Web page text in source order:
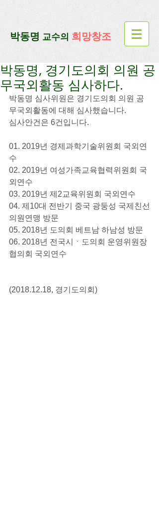
​박동명 교수의 희망창조
박동명, 경기도의회 의원 공
무국외활동 심사하다.
박동명 심사위원은 경기도의회 의원 공
무국외활동에 대해 심사했습니다.
심사안건은 6건입니다.
01. 2019년 경제과학기술위원회 국외연
수
02. 2019년 여성가족교육협력위원회 국
외연수
03. 2019년 제2교육위원회 국외연수
04. 제10대 전반기 중국 광둥성 국제친선
의원연맹 방문
05. 2018년 도의회 베트남 하남성 방문
06. 2018년 전국시ㆍ도의회 운영위원장
협의회 국외연수
(2018.12.18, 경기도의회)